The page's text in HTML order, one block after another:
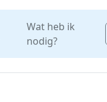
Wat heb ik
nodig?